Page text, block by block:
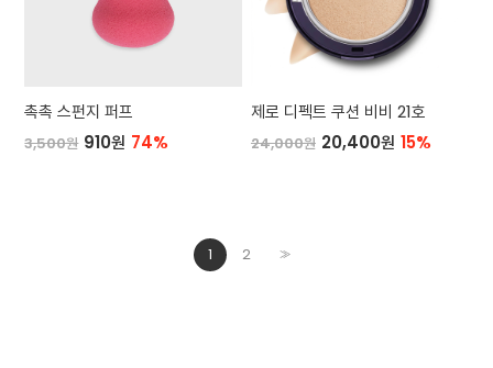
촉촉 스펀지 퍼프
3,500원 910원 74%
제로 디펙트 쿠션 비비 21호
24,000원 20,400원 15%
1 2 >>